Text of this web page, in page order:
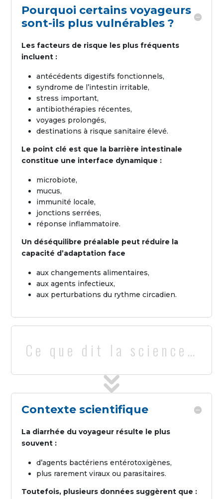
Pourquoi certains voyageurs
sont-ils plus vulnérables ?
Les facteurs de risque les plus fréquents
incluent :
antécédents digestifs fonctionnels,
syndrome de l’intestin irritable,
stress important,
antibiothérapies récentes,
voyages prolongés,
destinations à risque sanitaire élevé.
Le point clé est que la barrière intestinale
constitue une interface dynamique :
microbiote,
mucus,
immunité locale,
jonctions serrées,
réponse inflammatoire.
Un déséquilibre préalable peut réduire la
capacité d’adaptation face
aux changements alimentaires,
aux agents infectieux,
aux perturbations du rythme circadien.
Ce que dit la science…
Contexte scientifique
La diarrhée du voyageur résulte le plus
souvent :
d’agents bactériens entérotoxigènes,
plus rarement viraux ou parasitaires.
Toutefois, plusieurs données suggèrent que :